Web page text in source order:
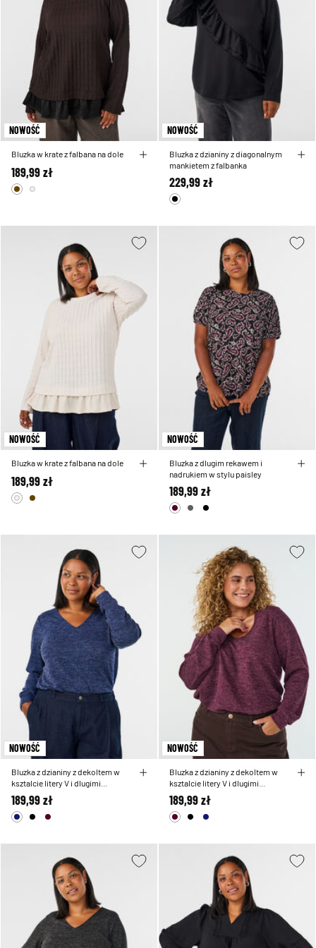
NOWOŚĆ
Bluzka w krate z falbana na dole
189,99 zł
NOWOŚĆ
Bluzka z dzianiny z diagonalnym
mankietem z falbanka
229,99 zł
NOWOŚĆ
Bluzka w krate z falbana na dole
189,99 zł
NOWOŚĆ
Bluzka z dlugim rekawem i
nadrukiem w stylu paisley
189,99 zł
NOWOŚĆ
Bluzka z dzianiny z dekoltem w
ksztalcie litery V i dlugimi
rekawami
189,99 zł
NOWOŚĆ
Bluzka z dzianiny z dekoltem w
ksztalcie litery V i dlugimi
rekawami
189,99 zł